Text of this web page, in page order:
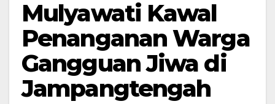
Mulyawati Kawal
Penanganan Warga
Gangguan Jiwa di
Jampangtengah